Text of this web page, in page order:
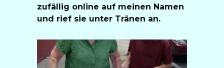
zufällig online auf meinen Namen
und rief sie unter Tränen an.